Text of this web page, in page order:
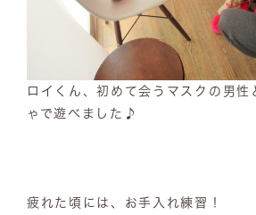
ロイくん、初めて会うマスクの男性
ゃで遊べました♪
疲れた頃には、お手入れ練習！